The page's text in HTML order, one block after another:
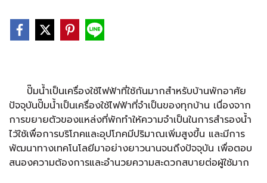
ปั๊มน้ำเป็นเครื่องใช้ไฟฟ้าที่ใช้กันมากสำหรับบ้านพักอาศัย
ปัจจุบันปั๊มน้ำเป็นเครื่องใช้ไฟฟ้าที่จำเป็นของทุกบ้าน เนื่องจาก
การขยายตัวของแหล่งที่พักทำให้ความจำเป็นในการสำรองน้ำ
ไว้ใช้เพื่อการบริโภคและอุปโภคมีปริมาณเพิ่มสูงขึ้น และมีการ
พัฒนาทางเทคโนโลยีมาอย่างยาวนานจนถึงปัจจุบัน เพื่อตอบ
สนองความต้องการและอำนวยความสะดวกสบายต่อผู้ใช้มาก